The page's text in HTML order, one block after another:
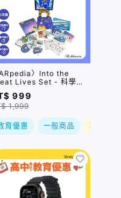
ARpedia〉Into the
Lives Set - 科學探
列
999
1,999
育優惠 一般商品 現折